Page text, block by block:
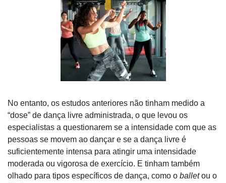
No entanto, os estudos anteriores não tinham medido a
“dose” de dança livre administrada, o que levou os
especialistas a questionarem se a intensidade com que as
pessoas se movem ao dançar e se a dança livre é
suficientemente intensa para atingir uma intensidade
moderada ou vigorosa de exercício. E tinham também
olhado para tipos específicos de dança, como o ballet